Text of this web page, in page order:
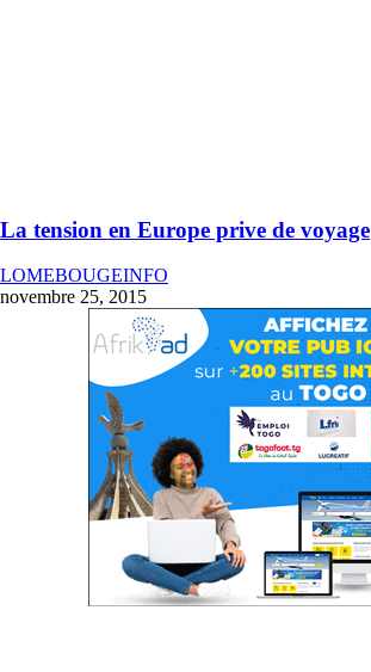
La tension en Europe prive de voyage
LOMEBOUGEINFO
novembre 25, 2015